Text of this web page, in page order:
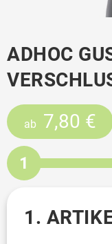
ADHOC
ab 7,80 €
1
1.